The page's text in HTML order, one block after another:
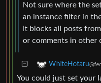
Not sure where the
an instance filter in
It blocks all posts
or comments in other
WhiteHotaru
You could just set your